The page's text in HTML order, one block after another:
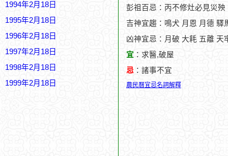
1994年2月18日
1995年2月18日
1996年2月18日
1997年2月18日
1998年2月18日
1999年2月18日
彭祖百忌：丙不修灶必見災
吉神宜趨：鳴犬 月恩 月德 驛
凶神宜忌：月破 大耗 五離 天
宜 ：求醫,破屋
忌 ：諸事不宜
農民曆宜忌名詞解釋